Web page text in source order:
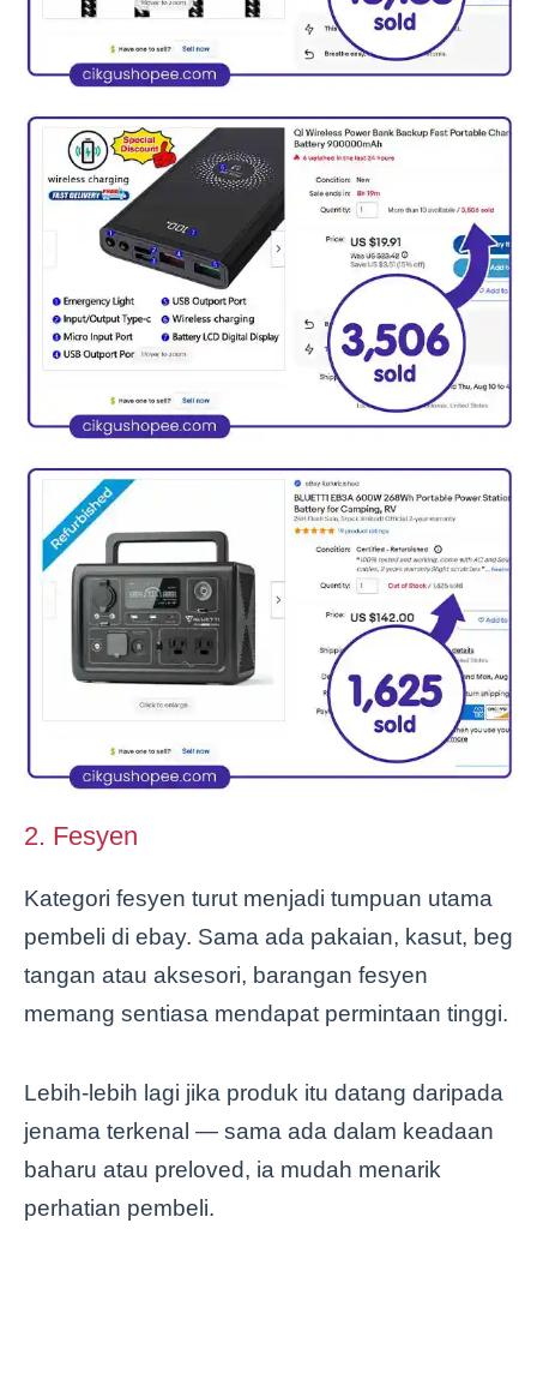
2. Fesyen
Kategori fesyen turut menjadi tumpuan utama
pembeli di ebay. Sama ada pakaian, kasut, beg
tangan atau aksesori, barangan fesyen
memang sentiasa mendapat permintaan tinggi.
Lebih-lebih lagi jika produk itu datang daripada
jenama terkenal — sama ada dalam keadaan
baharu atau preloved, ia mudah menarik
perhatian pembeli.